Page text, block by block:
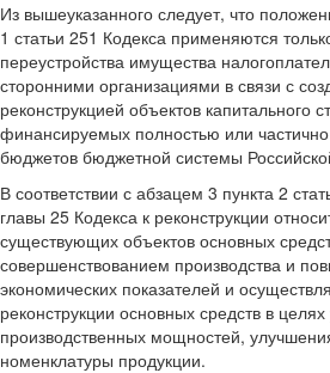
Из вышеуказанного следует, что
1 статьи 251 Кодекса применяются
переустройства имущества
сторонними организациями в связи с
реконструкцией объектов капитального
финансируемых полностью или частично
бюджетов бюджетной системы
В соответствии с абзацем 3 пункта 2
главы 25 Кодекса к реконструкции
существующих объектов основных
совершенствованием производства и
экономических показателей и
реконструкции основных средств в
производственных мощностей,
номенклатуры продукции.